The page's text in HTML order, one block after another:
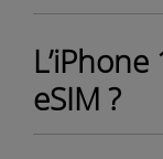
eSIM ?